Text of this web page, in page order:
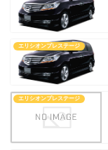
エリシオンプレステージ
エリシオンプレステージ